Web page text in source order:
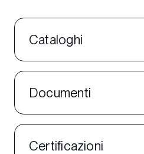
Cataloghi
Documenti
Certificazioni